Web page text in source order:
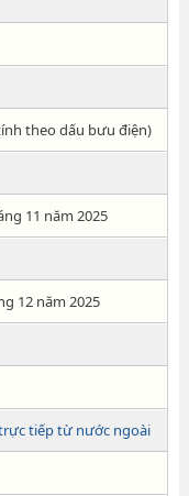
theo dấu bưu điện)
11 năm 2025
12 năm 2025
tiếp từ nước ngoài